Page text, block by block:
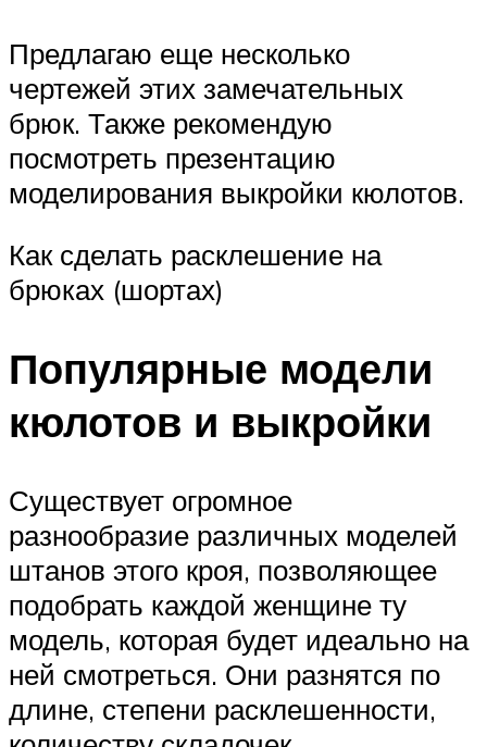
Предлагаю еще несколько
чертежей этих замечательных
брюк. Также рекомендую
посмотреть презентацию
моделирования выкройки кюлотов.
Как сделать расклешение на
брюках (шортах)
Популярные модели
кюлотов и выкройки
Существует огромное
разнообразие различных моделей
штанов этого кроя, позволяющее
подобрать каждой женщине ту
модель, которая будет идеально на
ней смотреться. Они разнятся по
длине, степени расклешенности,